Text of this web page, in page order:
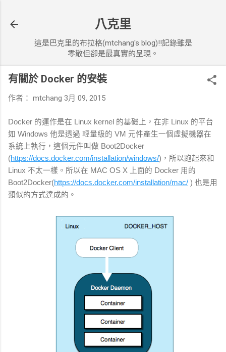
八克里
這是巴克里的布拉格(mtchang's blog)!!記錄雖是
零散但卻是最真實的呈現。
有關於 Docker 的安裝
作者： mtchang 3月 09, 2015
Docker 的運作是在 Linux kernel 的基礎上，在非 Linux 的平台
如 Windows 他是透過 輕量級的 VM 元件產生一個虛擬機器在
系統上執行，這個元件叫做 Boot2Docker
(https://docs.docker.com/installation/windows/)，所以跑起來和
Linux 不太一樣。所以在 MAC OS X 上面的 Docker 用的
Boot2Docker(https://docs.docker.com/installation/mac/ ) 也是用
類似的方式達成的。